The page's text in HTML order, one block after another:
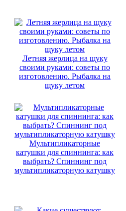
Летняя жерлица на щуку
своими руками: советы по
изготовлению. Рыбалка на
щуку летом
Мультипликаторные
катушки для спиннинга: как
выбрать? Спиннинг под
мультипликаторную катушку